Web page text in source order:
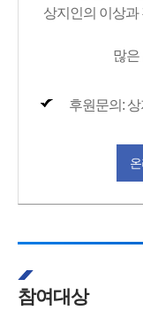
상지인의 이상과
많은
후원문의:
참여대상